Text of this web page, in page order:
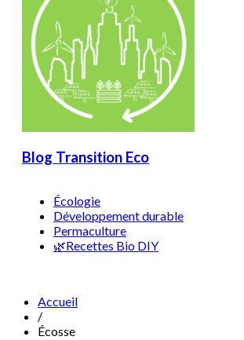
Blog Transition Eco
Écologie
Développement durable
Permaculture
🌿Recettes Bio DIY
Accueil
/
Écosse